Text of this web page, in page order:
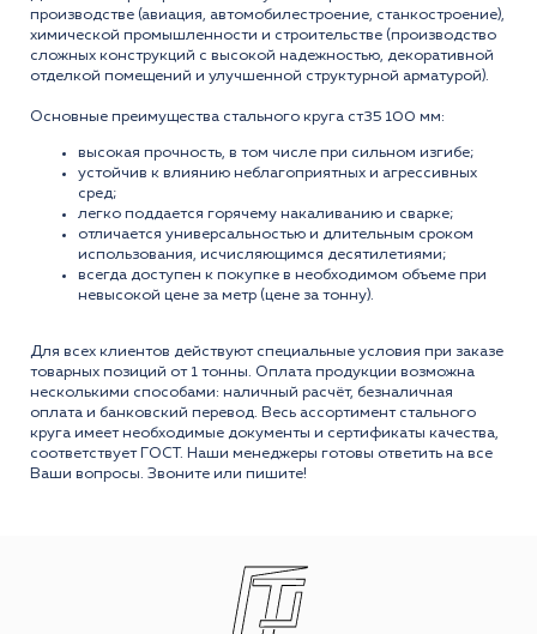
производстве (авиация, автомобилестроение, станкостроение),
химической промышленности и строительстве (производство
сложных конструкций с высокой надежностью, декоративной
отделкой помещений и улучшенной структурной арматурой).
Основные преимущества стального круга ст35 100 мм:
высокая прочность, в том числе при сильном изгибе;
устойчив к влиянию неблагоприятных и агрессивных
сред;
легко поддается горячему накаливанию и сварке;
отличается универсальностью и длительным сроком
использования, исчисляющимся десятилетиями;
всегда доступен к покупке в необходимом объеме при
невысокой цене за метр (цене за тонну).
Для всех клиентов действуют специальные условия при заказе
товарных позиций от 1 тонны. Оплата продукции возможна
несколькими способами: наличный расчёт, безналичная
оплата и банковский перевод. Весь ассортимент стального
круга имеет необходимые документы и сертификаты качества,
соответствует ГОСТ. Наши менеджеры готовы ответить на все
Ваши вопросы. Звоните или пишите!